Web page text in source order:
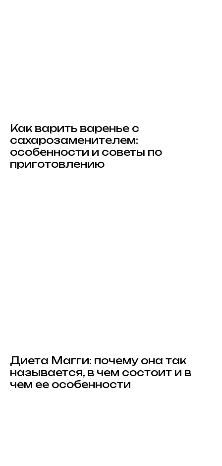
Как варить варенье с
сахарозаменителем:
особенности и советы по
приготовлению
Диета Магги: почему она так
называется, в чем состоит и в
чем ее особенности